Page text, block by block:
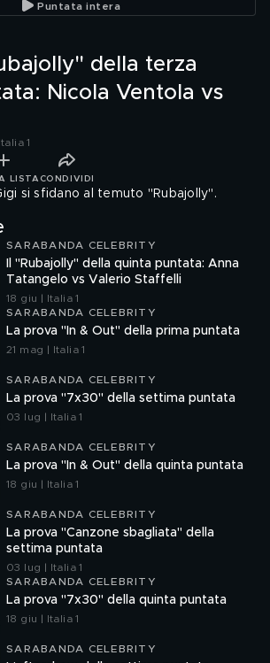
Puntata intera
della terza
Nicola Ventola vs
1
LISTA CONDIVIDI
si sfidano al temuto "Rubajolly".
SARABANDA CELEBRITY
Il "Rubajolly" della quinta puntata: Anna
Tatangelo vs Valerio Staffelli
18 giu | Italia 1
SARABANDA CELEBRITY
La prova "In & Out" della prima puntata
21 mag | Italia 1
SARABANDA CELEBRITY
La prova "7x30" della settima puntata
03 lug | Italia 1
SARABANDA CELEBRITY
La prova "In & Out" della quinta puntata
18 giu | Italia 1
SARABANDA CELEBRITY
La prova "Canzone sbagliata" della
settima puntata
03 lug | Italia 1
SARABANDA CELEBRITY
La prova "7x30" della quinta puntata
18 giu | Italia 1
SARABANDA CELEBRITY